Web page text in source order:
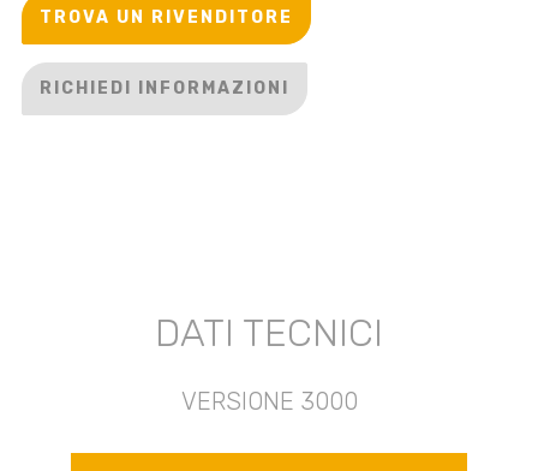
TROVA UN RIVENDITORE
RICHIEDI INFORMAZIONI
DATI TECNICI
VERSIONE 3000